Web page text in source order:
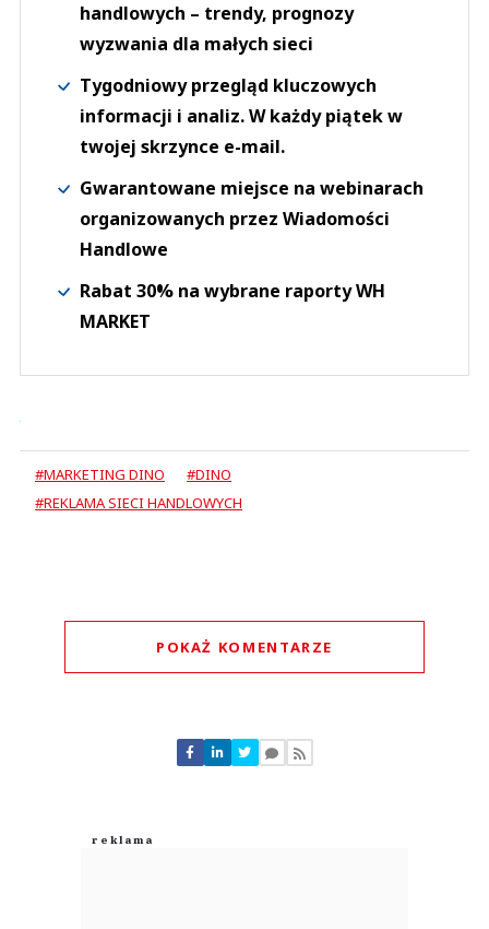
handlowych – trendy, prognozy
wyzwania dla małych sieci
Tygodniowy przegląd kluczowych
informacji i analiz. W każdy piątek w
twojej skrzynce e-mail.
Gwarantowane miejsce na webinarach
organizowanych przez Wiadomości
Handlowe
Rabat 30% na wybrane raporty WH
MARKET
#MARKETING DINO
#DINO
#REKLAMA SIECI HANDLOWYCH
POKAŻ KOMENTARZE
Nie znaleziono komentarzy
Zostaw swoje komentarze